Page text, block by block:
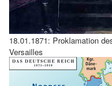
18.01.1871: Proklamation
Versailles